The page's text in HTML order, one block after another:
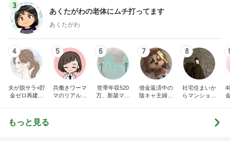
3
あくたがわの老体にムチ打ってます
あくたがわ
4
夫が脱サラ×貯
金ゼロ再建｜
5
共働きワーマ
マのリアル日
6
世帯年収520
万、新築マン
7
借金返済中の
陰キャ主婦サ
8
社宅住まいか
らマンション
もっと見る